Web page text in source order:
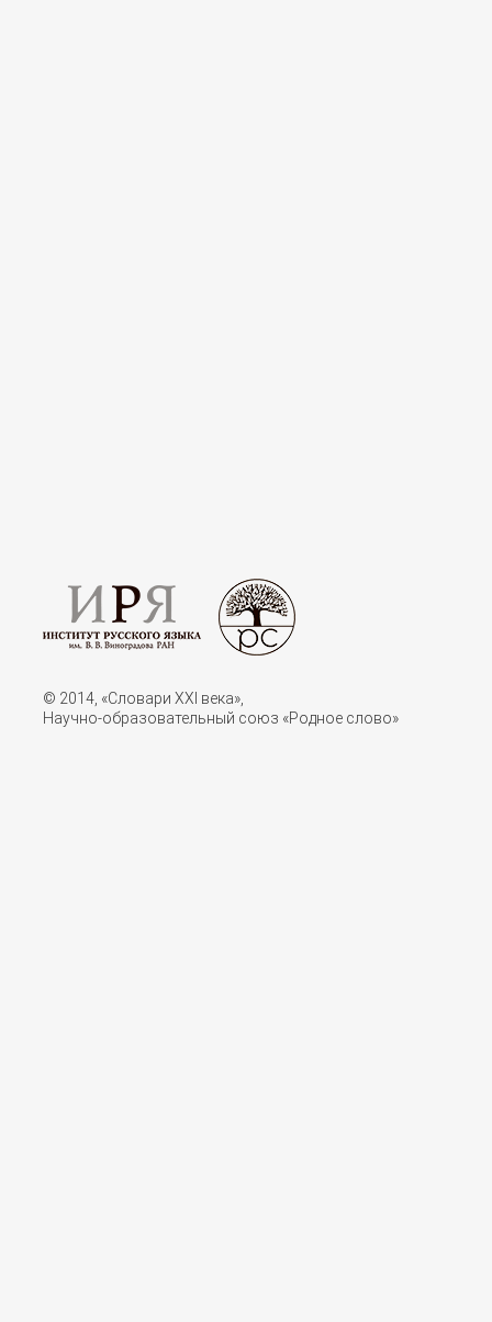
© 2014, «Словари XXI векa»,
Научно-образовательный союз «Родное слово»